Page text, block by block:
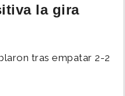
la gira
tras empatar 2-2